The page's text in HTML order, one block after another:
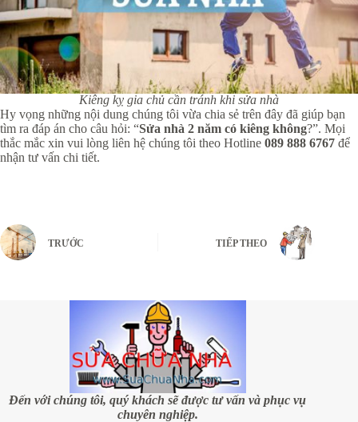
Kiêng kỵ gia chủ cần tránh khi sửa nhà
Hy vọng những nội dung chúng tôi vừa chia sẻ trên đây đã giúp bạn
tìm ra đáp án cho câu hỏi: “Sửa nhà 2 năm có kiêng không?”. Mọi
thắc mắc xin vui lòng liên hệ chúng tôi theo Hotline 089 888 6767 để
nhận tư vấn chi tiết.
TRƯỚC TIẾP THEO
Đến với chúng tôi, quý khách sẽ được tư vấn và phục vụ
chuyên nghiệp.